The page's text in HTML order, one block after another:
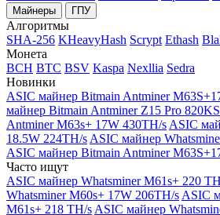
Майнеры ГПУ
Алгоритмы
SHA-256 KHeavyHash Scrypt Ethash
Монета
BCH BTC BSV Kaspa Nexllia Sedra
Новинки
ASIC майнер Bitmain Antminer
майнер Bitmain Antminer Z15 Pro
Antminer M63s+ 17W 430TH/s ASIC
18.5W 224TH/s ASIC майнер
ASIC майнер Bitmain Antminer
Часто ищут
ASIC майнер Whatsminer M61s+ 220
Whatsminer M60s+ 17W 206TH/s ASIC
M61s+ 218 TH/s ASIC майнер